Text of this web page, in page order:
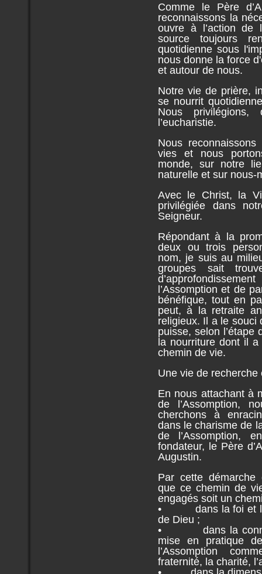
Comme le Père
reconnaissons la
ouvre à l’action
source toujours
quotidienne sous
nous donne la force
et autour de nous.
Notre vie de prière,
se nourrit
Nous
l’eucharistie.
Nous
vies et nous
monde, sur notre
naturelle et sur nous-
Avec le Christ, la
privilégiée dans
Seigneur.
Répondant à la
deux ou trois
nom, je suis au
groupes sait
l’Assomption et de
bénéfique, tout en
peut, à la retraite
religieux. Il a le souci
puisse, selon l’étape
la nourriture dont il
chemin de vie.
Une vie de recherche
En nous attachant à
de l’Assomption,
cherchons à
dans le charisme de
de l’Assomption,
fondateur, le Père
Augustin.
Par cette démarche
que ce chemin de
engagés soit un
• dans la foi et la
de Dieu ;
• dans la
mise en pratique
l’Assomption
fraternité, la charité,